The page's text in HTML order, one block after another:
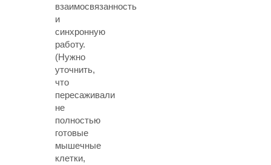
взаимосвязанность
и
синхронную
работу.
(Нужно
уточнить,
что
пересаживали
не
полностью
готовые
мышечные
клетки,